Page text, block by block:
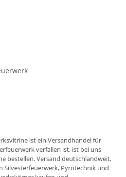
ist ein Versandhandelfür
verfallen ist, ist bei uns
bestellen,Versand deutschlandweit,
Silvesterfeuerwerk, Pyrotechnik und